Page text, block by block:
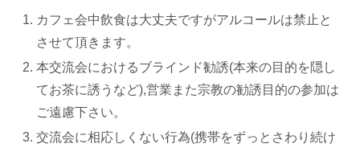
カフェ会中飲食は大丈夫ですがアルコールは禁止と
させて頂きます。
本交流会におけるブラインド勧誘(本来の目的を隠し
てお茶に誘うなど),営業また宗教の勧誘目的の参加は
ご遠慮下さい。
交流会に相応しくない行為(携帯をずっとさわり続け